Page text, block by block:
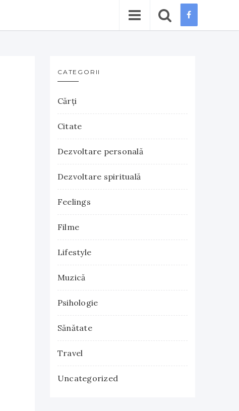
CATEGORII
Cărţi
Citate
Dezvoltare personală
Dezvoltare spirituală
Feelings
Filme
Lifestyle
Muzică
Psihologie
Sănătate
Travel
Uncategorized